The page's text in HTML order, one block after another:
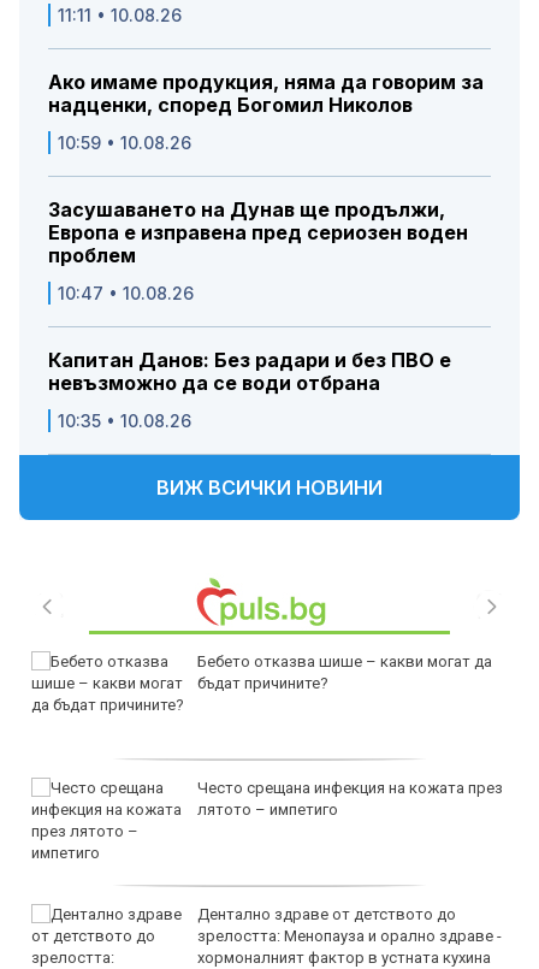
11:11 • 10.08.26
Ако имаме продукция, няма да говорим за
надценки, според Богомил Николов
10:59 • 10.08.26
Засушаването на Дунав ще продължи,
Европа е изправена пред сериозен воден
проблем
10:47 • 10.08.26
Капитан Данов: Без радари и без ПВО е
невъзможно да се води отбрана
10:35 • 10.08.26
ВИЖ ВСИЧКИ НОВИНИ
Бебето отказва шише – какви могат да
бъдат причините?
Често срещана инфекция на кожата през
лятото – импетиго
Дентално здраве от детството до
зрелостта: Менопауза и орално здраве -
хормоналният фактор в устната кухина